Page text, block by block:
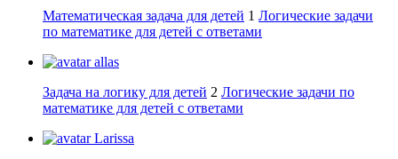
Математическая задача для детей 1 Логические задачи
по математике для детей с ответами
allas
Задача на логику для детей 2 Логические задачи по
математике для детей с ответами
Larissa